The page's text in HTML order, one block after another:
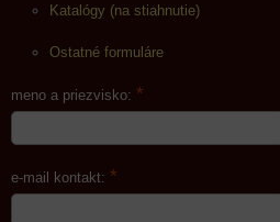
Katalógy (na stiahnutie)
Ostatné formuláre
meno a priezvisko: *
e-mail kontakt: *